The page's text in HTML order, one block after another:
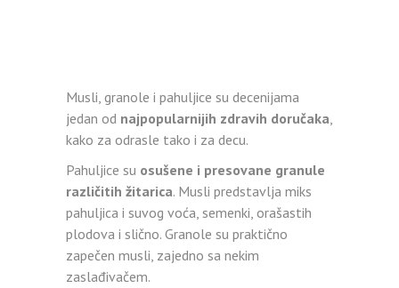
Musli, granole i pahuljice su decenijama
jedan od najpopularnijih zdravih doručaka,
kako za odrasle tako i za decu.
Pahuljice su osušene i presovane granule
različitih žitarica. Musli predstavlja miks
pahuljica i suvog voća, semenki, orašastih
plodova i slično. Granole su praktično
zapečen musli, zajedno sa nekim
zaslađivačem.